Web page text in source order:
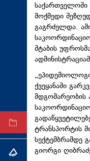
თავდაცვა
რეგიონი
კულტურა
სპორტი
ტექნოლოგიები
ტაბლოიდი
არქივი
თემა
საქართველოში
მოქმედი
გაგრძელდა.
შტაბის
ქვეყანაში
მდგომარეობის
ტრანსპორტის
სექტემბრამდე
გიორგი